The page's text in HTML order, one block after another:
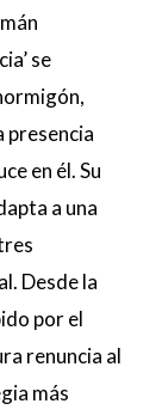
se
presencia
en él. Su
a una
Desde la
por el
renuncia al
más